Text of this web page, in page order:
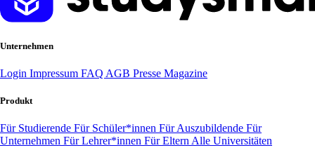
Unternehmen
Login Impressum FAQ AGB Presse Magazine
Produkt
Für Studierende Für Schüler*innen Für Auszubildende Für
Unternehmen Für Lehrer*innen Für Eltern Alle Universitäten